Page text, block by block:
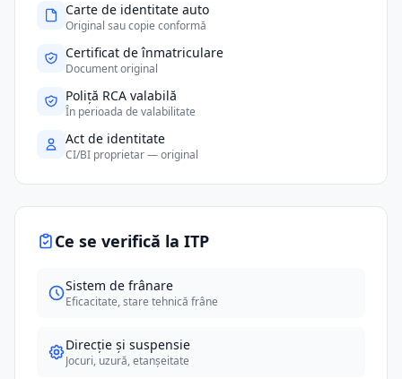
Carte de identitate auto
Original sau copie conformă
Certificat de înmatriculare
Document original
Poliță RCA valabilă
În perioada de valabilitate
Act de identitate
CI/BI proprietar — original
Ce se verifică la ITP
Sistem de frânare
Eficacitate, stare tehnică frâne
Direcție și suspensie
Jocuri, uzură, etanșeitate